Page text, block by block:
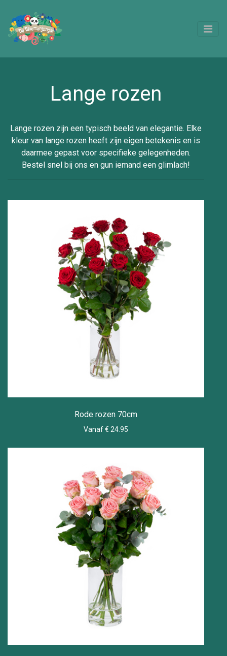
Lange rozen
Lange rozen zijn een typisch beeld van elegantie. Elke
kleur van lange rozen heeft zijn eigen betekenis en is
daarmee gepast voor specifieke gelegenheden.
Bestel snel bij ons en gun iemand een glimlach!
Rode rozen 70cm
Vanaf € 24.95